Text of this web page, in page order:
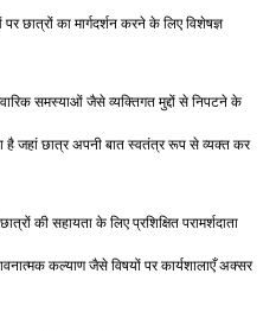
छात्रों का मार्गदर्शन करने के लिए विशेषज्ञ
समस्याओं जैसे व्यक्तिगत मुद्दों से निपटने के
है जहां छात्र अपनी बात स्वतंत्र रूप से व्यक्त कर
की सहायता के लिए प्रशिक्षित परामर्शदाता
कल्याण जैसे विषयों पर कार्यशालाएँ अक्सर